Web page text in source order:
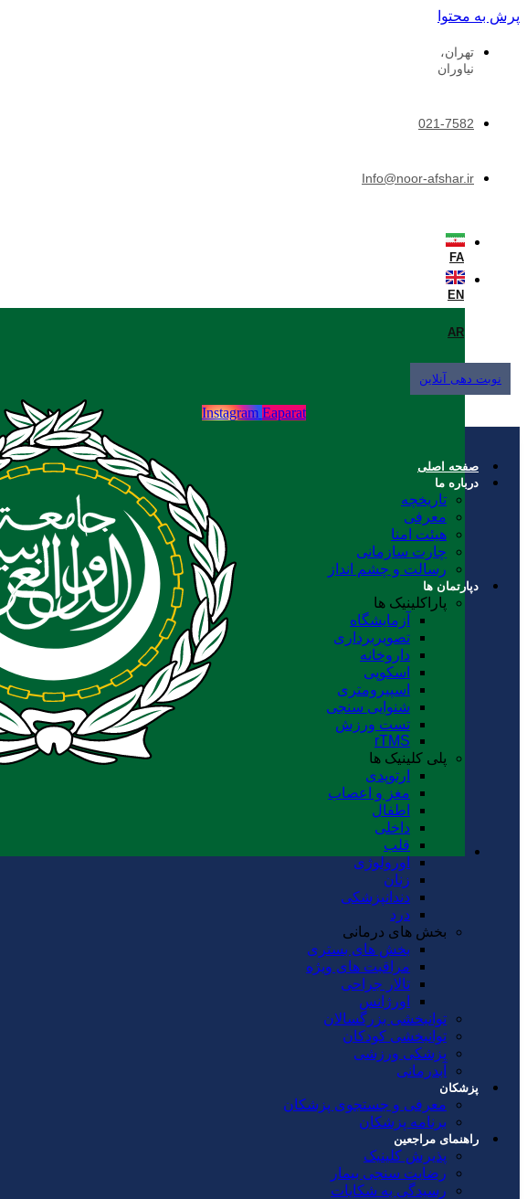
پرش به محتوا
تهران،
نیاوران
021-7582
Info@noor-afshar.ir
FA
EN
AR
نوبت دهی آنلاین
Instagram Eaparat
صفحه اصلی
درباره ما
تاریخچه
معرفی
هیئت امنا
چارت سازمانی
رسالت و چشم انداز
دپارتمان ها
پاراکلینیک ها
آزمایشگاه
تصویربرداری
داروخانه
اسکوپی
اسپیرومتری
شنوایی سنجی
تست ورزش
rTMS
پلی کلینیک ها
ارتوپدی
مغز و اعصاب
اطفال
داخلی
قلب
اورولوژی
زنان
دندانپزشکی
درد
بخش های درمانی
بخش های بستری
مراقبت های ویژه
تالار جراحی
اورژانس
توانبخشی بزرگسالان
توانبخشی کودکان
پزشکی ورزشی
آبدرمانی
پزشکان
معرفی و جستجوی پزشکان
برنامه پزشکان
راهنمای مراجعین
پذیرش کلینیک
رضایت سنجی بیمار
رسیدگی به شکایات